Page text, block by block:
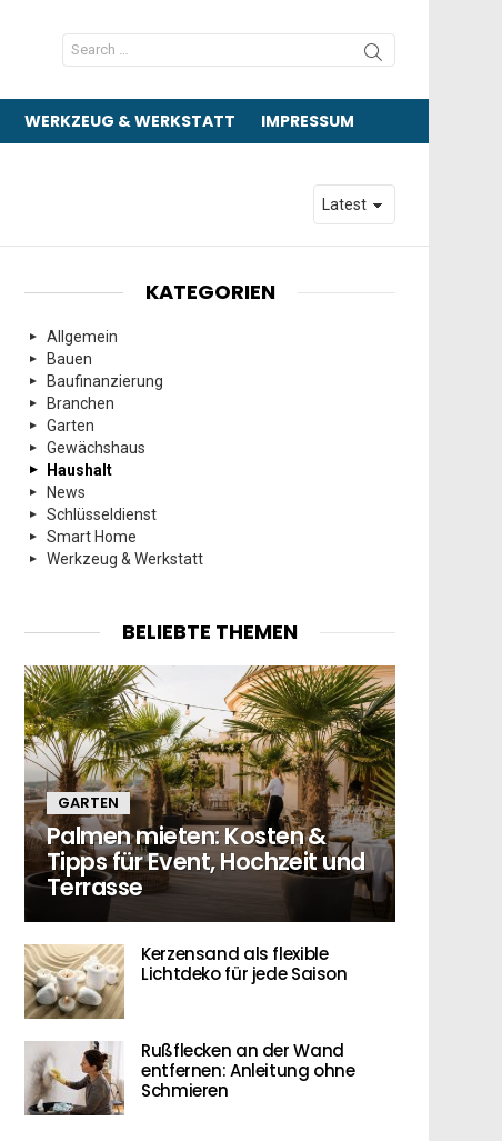
Search
for:
WERKZEUG & WERKSTATT IMPRESSUM
KATEGORIEN
Allgemein
Bauen
Baufinanzierung
Branchen
Garten
Gewächshaus
Haushalt
News
Schlüsseldienst
Smart Home
Werkzeug & Werkstatt
BELIEBTE THEMEN
GARTEN
Palmen mieten: Kosten &
Tipps für Event, Hochzeit und
Terrasse
Kerzensand als flexible
Lichtdeko für jede Saison
Rußflecken an der Wand
entfernen: Anleitung ohne
Schmieren